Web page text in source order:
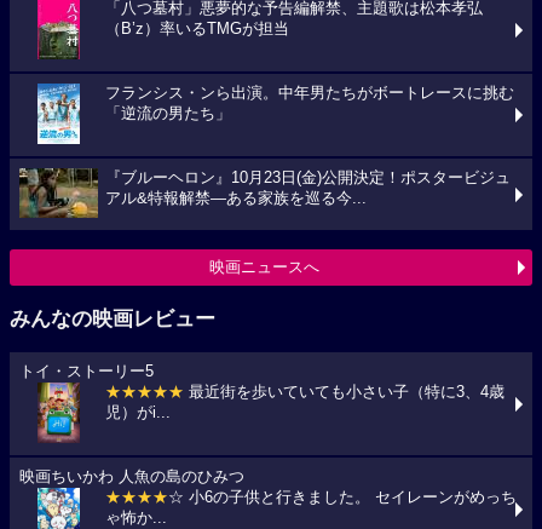
「八つ墓村」悪夢的な予告編解禁、主題歌は松本孝弘
（B’z）率いるTMGが担当
フランシス・ンら出演。中年男たちがボートレースに挑む
「逆流の男たち」
『ブルーヘロン』10月23日(金)公開決定！ポスタービジュ
アル&特報解禁―ある家族を巡る今...
映画ニュースへ
みんなの映画レビュー
トイ・ストーリー5
★★★★★ 最近街を歩いていても小さい子（特に3、4歳
児）がi...
映画ちいかわ 人魚の島のひみつ
★★★★☆ 小6の子供と行きました。 セイレーンがめっち
ゃ怖か...